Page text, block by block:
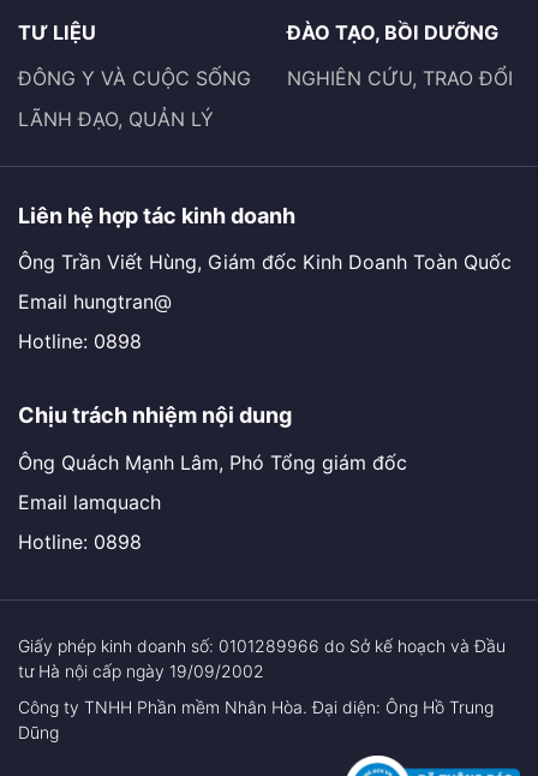
TƯ LIỆU
ĐÔNG Y VÀ CUỘC SỐNG
LÃNH ĐẠO, QUẢN LÝ
ĐÀO TẠO, BỒI DƯỠNG
NGHIÊN CỨU, TRAO ĐỔI
Liên hệ hợp tác kinh doanh
Ông Trần Viết Hùng, Giám đốc Kinh Doanh Toàn Quốc
Email hungtran@
Hotline: 0898
Chịu trách nhiệm nội dung
Ông Quách Mạnh Lâm, Phó Tổng giám đốc
Email lamquach
Hotline: 0898
Giấy phép kinh doanh số: 0101289966 do Sở kế hoạch và Đầu
tư Hà nội cấp ngày 19/09/2002
Công ty TNHH Phần mềm Nhân Hòa. Đại diện: Ông Hồ Trung
Dũng